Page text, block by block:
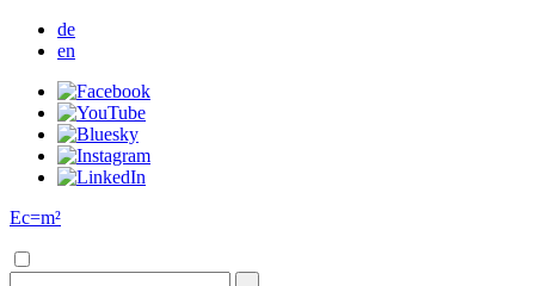
de
en
Ec=m²